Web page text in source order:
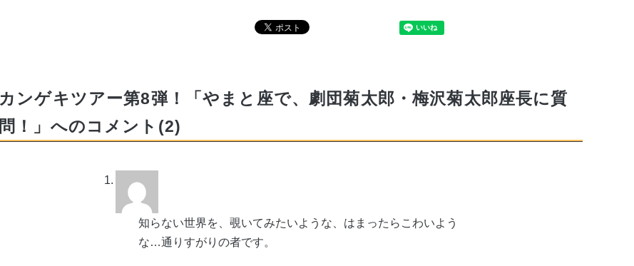
カンゲキツアー第8弾！「やまと座で、劇団菊太郎・梅沢菊太郎座長に質
問！」へのコメント(2)
知らない世界を、覗いてみたいような、はまったらこわいよう
な…通りすがりの者です。